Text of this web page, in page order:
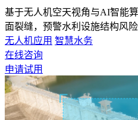
基于无人机空天视角与AI智能
面裂缝，预警水利设施结构风险
无人机应用 智慧水务
在线咨询
申请试用